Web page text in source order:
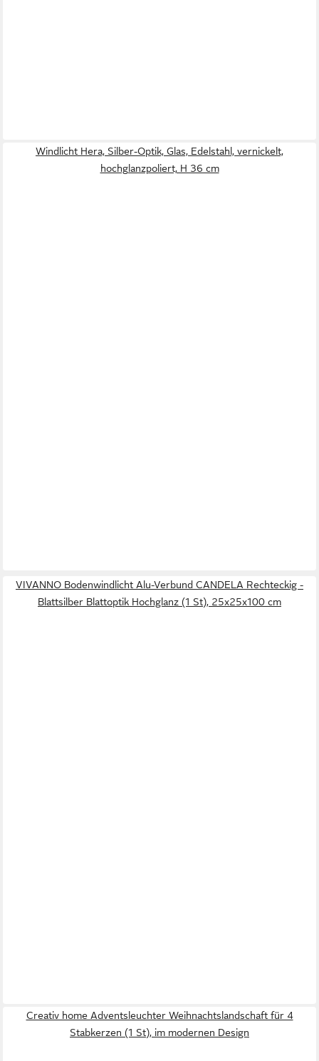
Windlicht Hera, Silber-Optik, Glas, Edelstahl, vernickelt,
hochglanzpoliert, H 36 cm
VIVANNO Bodenwindlicht Alu-Verbund CANDELA Rechteckig -
Blattsilber Blattoptik Hochglanz (1 St), 25x25x100 cm
Creativ home Adventsleuchter Weihnachtslandschaft für 4
Stabkerzen (1 St), im modernen Design